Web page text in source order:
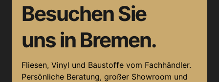
Besuchen Sie
uns in Bremen.
Fliesen, Vinyl und Baustoffe vom Fachhändler.
Persönliche Beratung, großer Showroom und